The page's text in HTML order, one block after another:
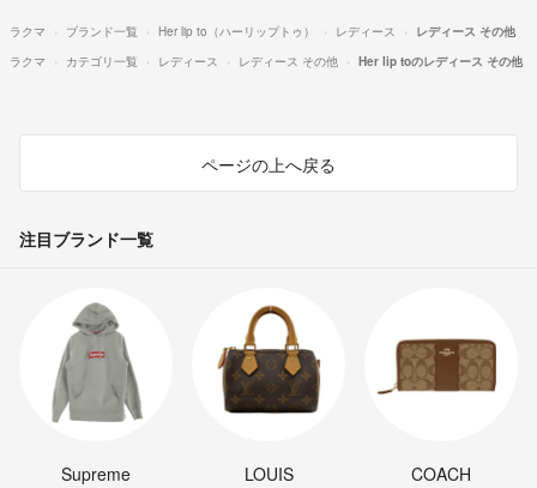
ラクマ ブランド一覧 Her lip to（ハーリップトゥ） レディース
レディース その他
ラクマ
カテゴリ一覧 レディース レディース その他 Her lip toのレディース その他
ページの上へ戻る
注目ブランド一覧
Supreme
LOUIS
COACH